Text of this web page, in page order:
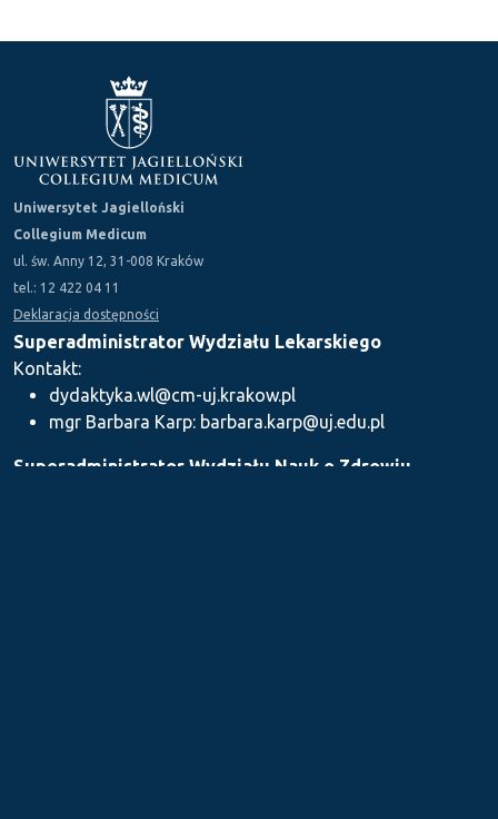
Uniwersytet Jagielloński
Collegium Medicum
ul. św. Anny 12, 31-008 Kraków
tel.: 12 422 04 11
Deklaracja dostępności
Superadministrator Wydziału Lekarskiego
Kontakt:
dydaktyka.wl@cm-uj.krakow.pl
mgr Barbara Karp: barbara.karp@uj.edu.pl
Superadministrator Wydziału Nauk o Zdrowiu